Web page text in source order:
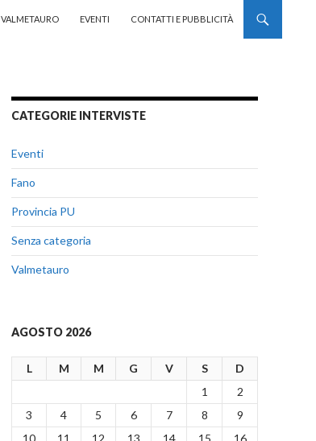
VALMETAURO EVENTI CONTATTI E PUBBLICITÀ
CATEGORIE INTERVISTE
Eventi
Fano
Provincia PU
Senza categoria
Valmetauro
AGOSTO 2026
L M M G V S D
1
2
3
4 5 6 7 8
9
10
11 12 13 14 15
16